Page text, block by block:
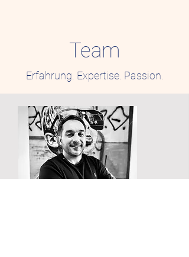
Team
Erfahrung. Expertise. Passion.